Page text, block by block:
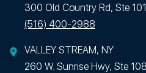
300 Old Country Rd, Ste
(516) 400-2988
VALLEY STREAM, NY
260 W. Sunrise Hwy, Ste